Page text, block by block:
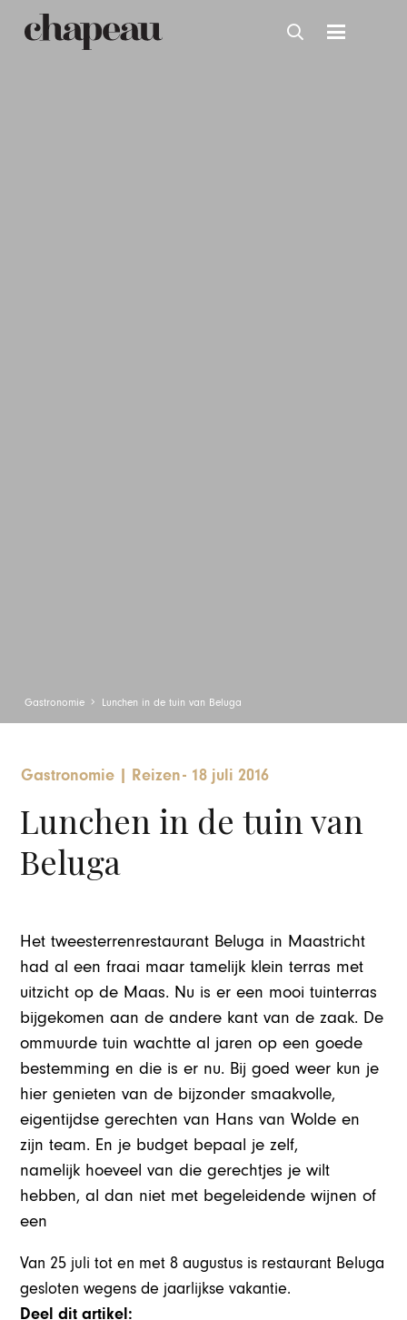
Gastronomie Lunchen in de tuin van Beluga
Gastronomie Reizen- 18 juli 2016
Lunchen in de tuin van
Beluga
Het tweesterrenrestaurant Beluga in Maastricht
had al een fraai maar tamelijk klein terras met
uitzicht op de Maas. Nu is er een mooi tuinterras
bijgekomen aan de andere kant van de zaak. De
ommuurde tuin wachtte al jaren op een goede
bestemming en die is er nu. Bij goed weer kun je
hier genieten van de bijzonder smaakvolle,
eigentijdse gerechten van Hans van Wolde en
zijn team. En je budget bepaal je zelf,
namelijk hoeveel van die gerechtjes je wilt
hebben, al dan niet met begeleidende wijnen of
een
Van 25 juli tot en met 8 augustus is restaurant Beluga
gesloten wegens de jaarlijkse vakantie.
Deel dit artikel: